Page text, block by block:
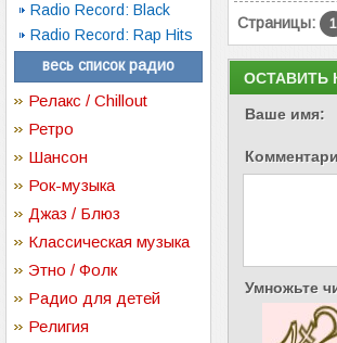
Radio Record: Black
Radio Record: Rap Hits
весь список радио
Релакс / Chillout
Ретро
Шансон
Рок-музыка
Джаз / Блюз
Классическая музыка
Этно / Фолк
Радио для детей
Религия
Страницы: 1
ОСТАВИТЬ
Ваше имя:
Умножьте